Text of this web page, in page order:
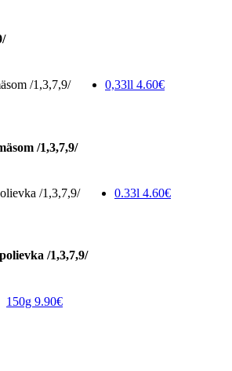
/1,3,7,9/ 0,33ll 4.60€
/1,3,7,9/
/1,3,7,9/ 0.33l 4.60€
/1,3,7,9/
150g 9.90€